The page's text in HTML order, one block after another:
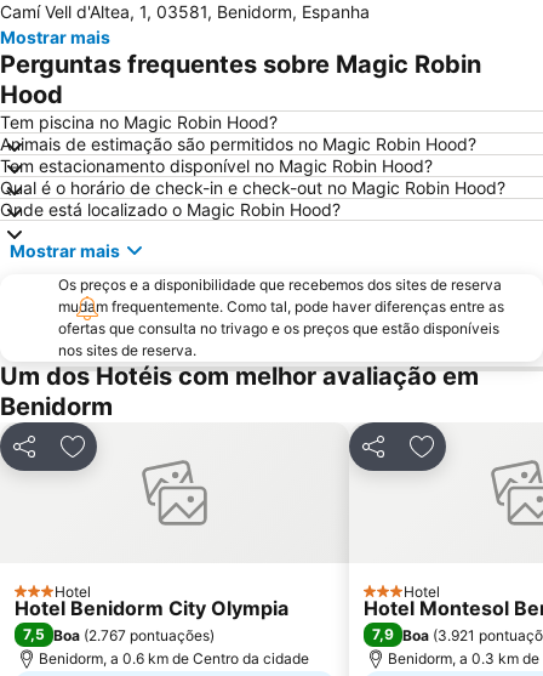
El Postiguet
Estación de autobuses
Centro
Isla de Benidorm
Marina de Alicante
Festilandia
Aqualandia
Platja de La Cala de Finestrat
Avenida Jaime I
Aqua Natura
Centro
Comunidad Valenciana day
El Portet
Port de Denia
Raco de Loix
Estación de Autobuses de Alicante
Ermita de Sanz
Parc d'Elx
Marina de Denia
Campoamor
Casino Mediterráneo
Cala Mal Pas
Puerto de Jávea
Plaza de Toros de Alicante
Estación de tren FGV
Terra Natura
Balcony of the Mediterranean
Cala La Barraca
Camí Vell d'Altea, 1, 03581, Benidorm, Espanha
Mostrar mais
Perguntas frequentes sobre Magic Robin
Hood
Tem piscina no Magic Robin Hood?
Animais de estimação são permitidos no Magic Robin Hood?
Tem estacionamento disponível no Magic Robin Hood?
Qual é o horário de check-in e check-out no Magic Robin Hood?
Onde está localizado o Magic Robin Hood?
Mostrar mais
Os preços e a disponibilidade que recebemos dos sites de reserva
mudam frequentemente. Como tal, pode haver diferenças entre as
ofertas que consulta no trivago e os preços que estão disponíveis
nos sites de reserva.
Um dos Hotéis com melhor avaliação em
Benidorm
PartilharAdicionar aos favoritos
3 Estrelas
Hotel
Hotel Benidorm City Olympia
7,5 Boa (2.767 pontuações)
Benidorm, a 0.6 km de Centro da cidade
PartilharAdicionar
3 Estrelas
Hotel
Hotel Montesol
7,9 Boa (3.921
Benidorm, a 0.3 km